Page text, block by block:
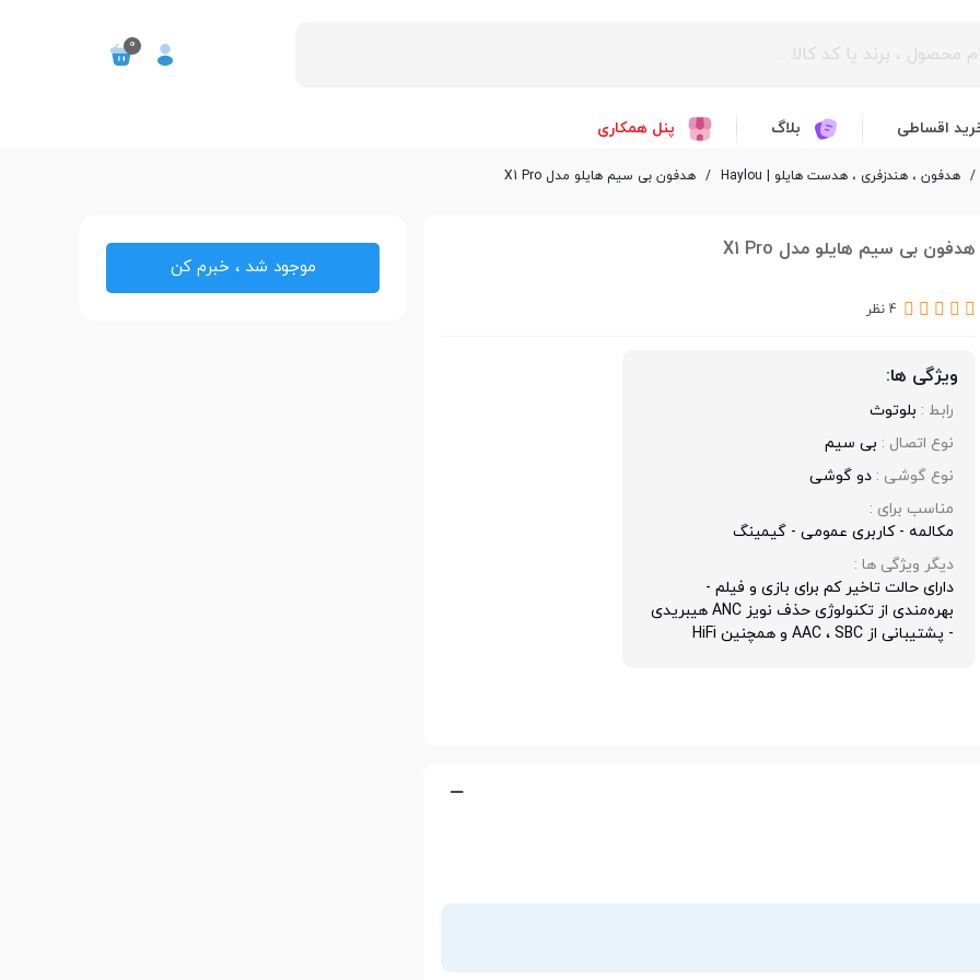
0
اقساطی بلاگ پنل همکاری
/ هدفون ، هندزفری ، هدست هایلو | Haylou / هدفون بی سیم هایلو مدل X1 Pro
هدفون بی سیم هایلو مدل X1 Pro
4 نظر
ویژگی ها:
رابط : بلوتوث
نوع اتصال : بی سیم
نوع گوشی : دو گوشی
مناسب برای :
مکالمه - کاربری عمومی - گیمینگ
دیگر ویژگی ها :
دارای حالت تاخیر کم برای بازی و فیلم -
بهره‌مندی از تکنولوژی حذف نویز ANC هیبریدی
- پشتیبانی از AAC ، SBC و همچنین HiFi
موجود شد ، خبرم کن